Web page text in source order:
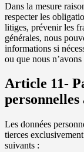
Dans la mesure
respecter les
litiges, prévenir les
générales, nous
informations si
ou que nous
Article 11-
personnelles
Les données
tierces
suivants :